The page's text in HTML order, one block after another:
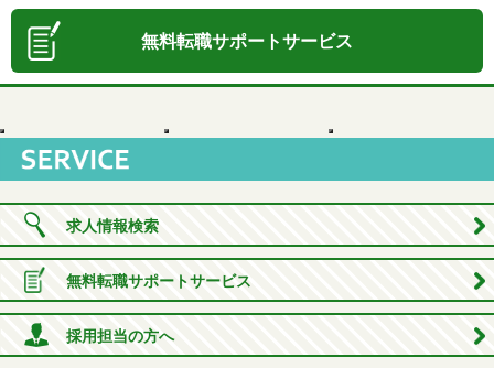
無料転職サポートサービス
求人情報検索
無料転職サポートサービス
採用担当の方へ